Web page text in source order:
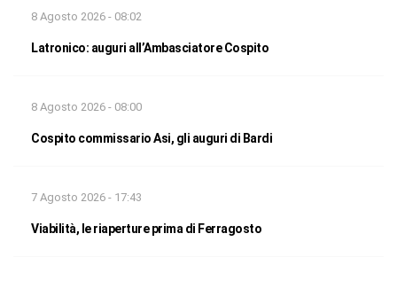
8 Agosto 2026 - 08:02
Latronico: auguri all’Ambasciatore Cospito
8 Agosto 2026 - 08:00
Cospito commissario Asi, gli auguri di Bardi
7 Agosto 2026 - 17:43
Viabilità, le riaperture prima di Ferragosto